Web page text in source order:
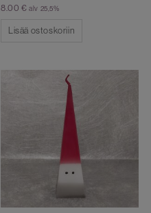
8.00 € alv 25,5%
Lisää ostoskoriin